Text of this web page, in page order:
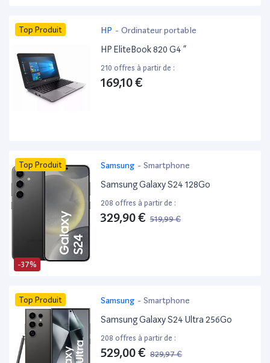
Top Produit HP - Ordinateur portable
HP EliteBook 820 G4 ”
210 offres à partir de :
169,10 €
-37%
Top Produit Samsung - Smartphone
Samsung Galaxy S24 128Go
208 offres à partir de :
329,90 € 519,99 €
Top Produit Samsung - Smartphone
Samsung Galaxy S24 Ultra 256Go
208 offres à partir de :
529,00 € 829,97 €